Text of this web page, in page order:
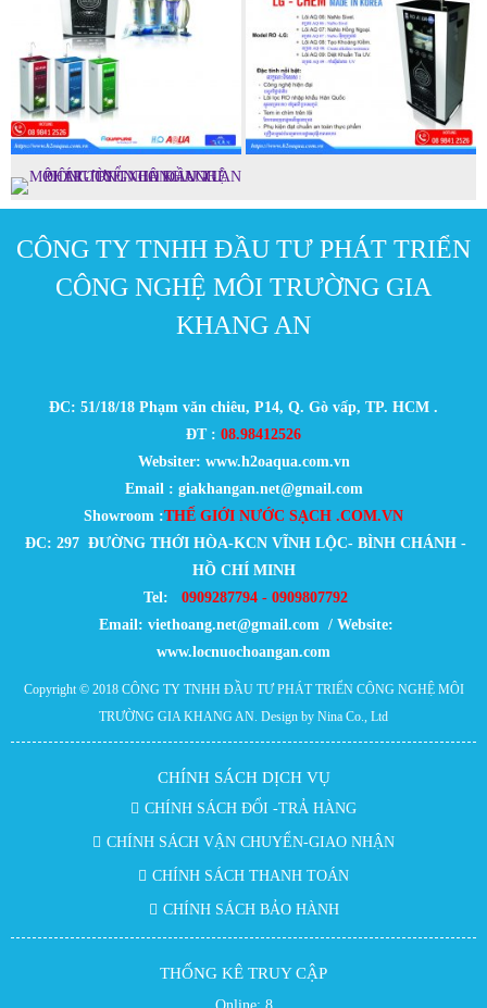
CÔNG TY TNHH ĐẦU TƯ PHÁT TRIỂN
CÔNG NGHỆ MÔI TRƯỜNG GIA
KHANG AN
ĐC: 51/18/18 Phạm văn chiêu, P14, Q. Gò vấp, TP. HCM .
ĐT : 08.98412526
Websiter: www.h2oaqua.com.vn
Email : giakhangan.net@gmail.com
Showroom :THẾ GIỚI NƯỚC SẠCH .COM.VN
ĐC: 297 ĐƯỜNG THỚI HÒA-KCN VĨNH LỘC- BÌNH CHÁNH -
HỒ CHÍ MINH
Tel:
0909287794 - 0909807792
Email: viethoang.net@gmail.com / Website:
www.locnuochoangan.com
Copyright © 2018 CÔNG TY TNHH ĐẦU TƯ PHÁT TRIỂN CÔNG NGHỆ MÔI
TRƯỜNG GIA KHANG AN. Design by Nina Co., Ltd
CHÍNH SÁCH DỊCH VỤ
CHÍNH SÁCH ĐỔI -TRẢ HÀNG
CHÍNH SÁCH VẬN CHUYỂN-GIAO NHẬN
CHÍNH SÁCH THANH TOÁN
CHÍNH SÁCH BẢO HÀNH
THỐNG KÊ TRUY CẬP